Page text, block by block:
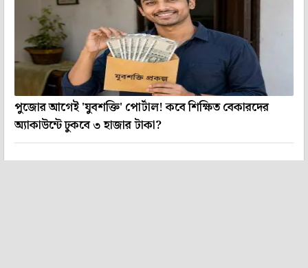
পুজোর আগেই 'যুবশক্তি' পোর্টাল! কবে শিক্ষিত বেকারদের
অ্যাকাউন্টে ঢুকবে ৩ হাজার টাকা?